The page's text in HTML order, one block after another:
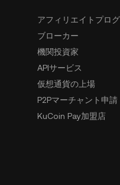
アフィリエイトプロ
ブローカー
機関投資家
APIサービス
仮想通貨の上場
P2Pマーチャント申請
KuCoin Pay加盟店